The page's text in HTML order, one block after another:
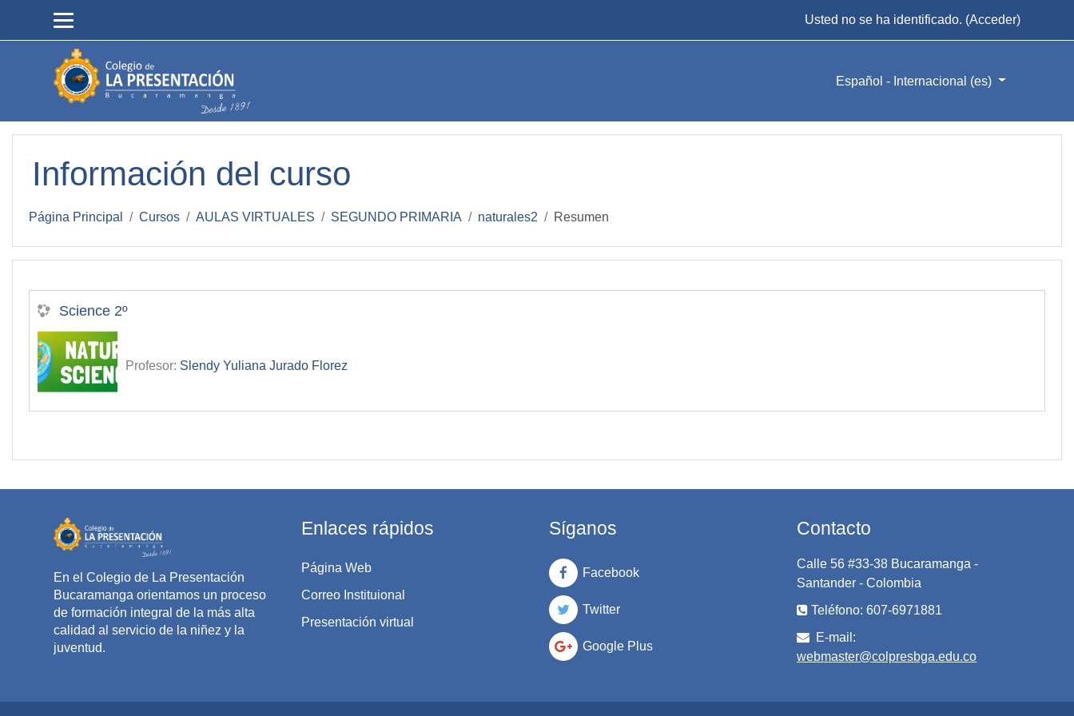
Usted no se ha identificado. (Acceder)
Español - Internacional ‎(es)‎
Información del curso
Página Principal Cursos AULAS VIRTUALES SEGUNDO PRIMARIA naturales2 Resumen
Science 2º
Profesor: Slendy Yuliana Jurado Florez
En el Colegio de La Presentación
Bucaramanga orientamos un proceso
de formación integral de la más alta
calidad al servicio de la niñez y la
juventud.
Enlaces rápidos
Página Web
Correo Instituional
Presentación virtual
Síganos
Facebook
Twitter
Google Plus
Contacto
Calle 56 #33-38 Bucaramanga -
Santander - Colombia
Teléfono: 607-6971881
E-mail:
webmaster@colpresbga.edu.co